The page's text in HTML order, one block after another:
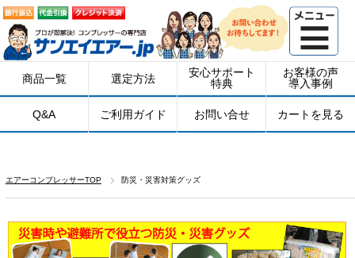
商品一覧 選定方法
安心サポート
特典
お客様の声
導入事例
Q&A ご利用ガイド お問い合せ カートを見る
エアーコンプレッサーTOP 防災・災害対策グッズ